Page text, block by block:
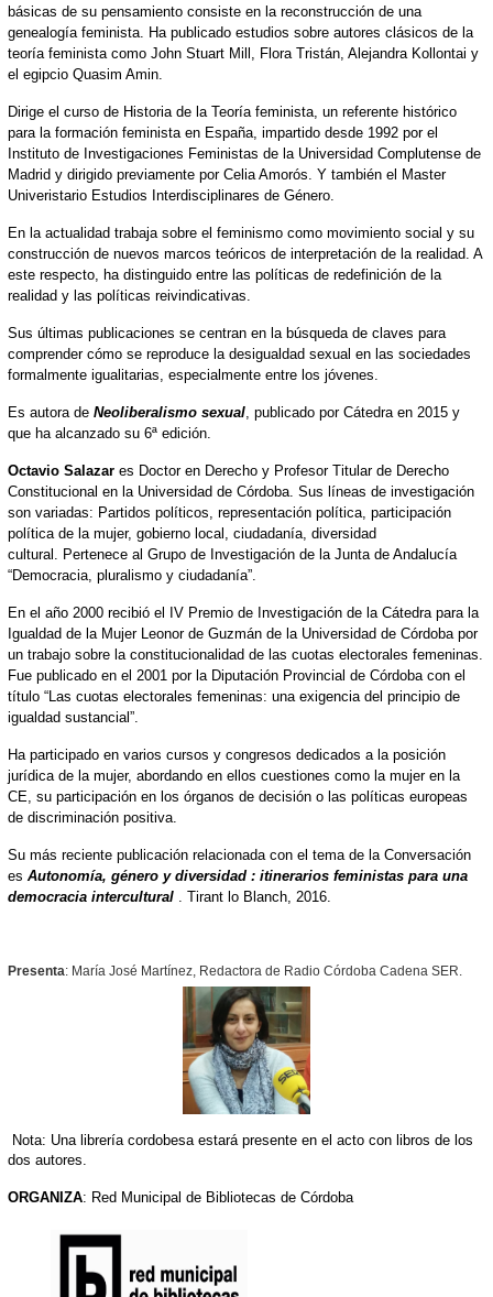
básicas de su pensamiento consiste en la reconstrucción de una
genealogía feminista. Ha publicado estudios sobre autores clásicos de la
teoría feminista como John Stuart Mill, Flora Tristán, Alejandra Kollontai y
el egipcio Quasim Amin.
Dirige el curso de Historia de la Teoría feminista, un referente histórico
para la formación feminista en España, impartido desde 1992 por el
Instituto de Investigaciones Feministas de la Universidad Complutense de
Madrid y dirigido previamente por Celia Amorós. Y también el Master
Univeristario Estudios Interdisciplinares de Género.
En la actualidad trabaja sobre el feminismo como movimiento social y su
construcción de nuevos marcos teóricos de interpretación de la realidad. A
este respecto, ha distinguido entre las políticas de redefinición de la
realidad y las políticas reivindicativas.
Sus últimas publicaciones se centran en la búsqueda de claves para
comprender cómo se reproduce la desigualdad sexual en las sociedades
formalmente igualitarias, especialmente entre los jóvenes.
Es autora de Neoliberalismo sexual, publicado por Cátedra en 2015 y
que ha alcanzado su 6ª edición.
Octavio Salazares Doctor en Derecho y Profesor Titular de Derecho
Constitucional en la Universidad de Córdoba. Sus líneas de investigación
son variadas: Partidos políticos, representación política, participación
política de la mujer, gobierno local, ciudadanía, diversidad
cultural. Pertenece al Grupo de Investigación de la Junta de Andalucía
“Democracia, pluralismo y ciudadanía”.
En el año 2000 recibió el IV Premio de Investigación de la Cátedra para la
Igualdad de la Mujer Leonor de Guzmán de la Universidad de Córdoba por
un trabajo sobre la constitucionalidad de las cuotas electorales femeninas.
Fue publicado en el 2001 por la Diputación Provincial de Córdoba con el
título “Las cuotas electorales femeninas: una exigencia del principio de
igualdad sustancial”.
Ha participado en varios cursos y congresos dedicados a la posición
jurídica de la mujer, abordando en ellos cuestiones como la mujer en la
CE, su participación en los órganos de decisión o las políticas europeas
de discriminación positiva.
Su más reciente publicación relacionada con el tema de la Conversación
es Autonomía, género y diversidad : itinerarios feministas para una
democracia intercultural. Tirant lo Blanch, 2016.
Presenta: María José Martínez, Redactora de Radio Córdoba Cadena SER.
Nota: Una librería cordobesa estará presente en el acto con libros de los
dos autores.
ORGANIZA: Red Municipal de Bibliotecas de Córdoba